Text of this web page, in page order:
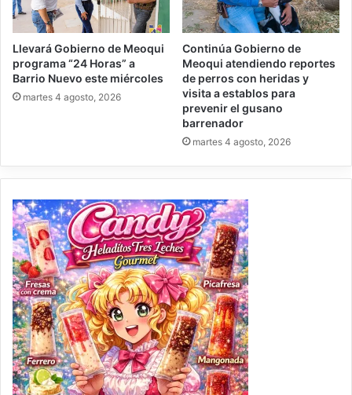
Llevará Gobierno de Meoqui
programa “24 Horas” a
Barrio Nuevo este miércoles
martes 4 agosto, 2026
Continúa Gobierno de
Meoqui atendiendo reportes
de perros con heridas y
visita a establos para
prevenir el gusano
barrenador
martes 4 agosto, 2026